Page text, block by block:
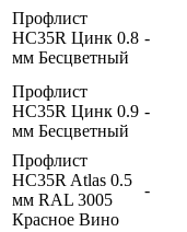
Профлист
HC35R Цинк 0.8
мм Бесцветный
-
Профлист
HC35R Цинк 0.9
мм Бесцветный
-
Профлист
HC35R Atlas 0.5
мм RAL 3005
Красное Вино
-